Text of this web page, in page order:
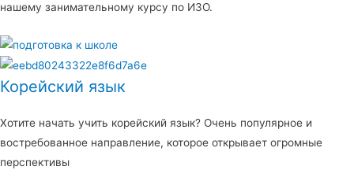
нашему занимательному курсу по ИЗО.
Корейский язык
Хотите начать учить корейский язык? Очень популярное и
востребованное направление, которое открывает огромные
перспективы